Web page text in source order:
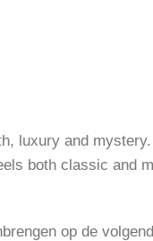
luxury and
both classic
op de